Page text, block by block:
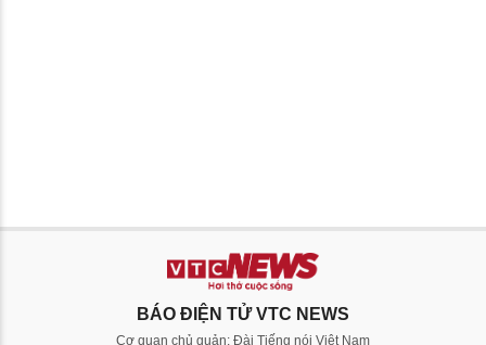
BÁO ĐIỆN TỬ VTC NEWS
Cơ quan chủ quản: Đài Tiếng nói Việt Nam